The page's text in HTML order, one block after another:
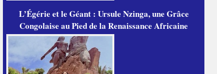
L’Égérie et le Géant : Ursule Nzinga, une Grâce
Congolaise au Pied de la Renaissance Africaine